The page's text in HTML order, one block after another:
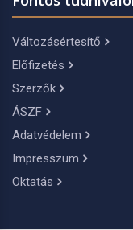
Változásértesítő
Előfizetés
Szerzők
ÁSZF
Adatvédelem
Impresszum
Oktatás